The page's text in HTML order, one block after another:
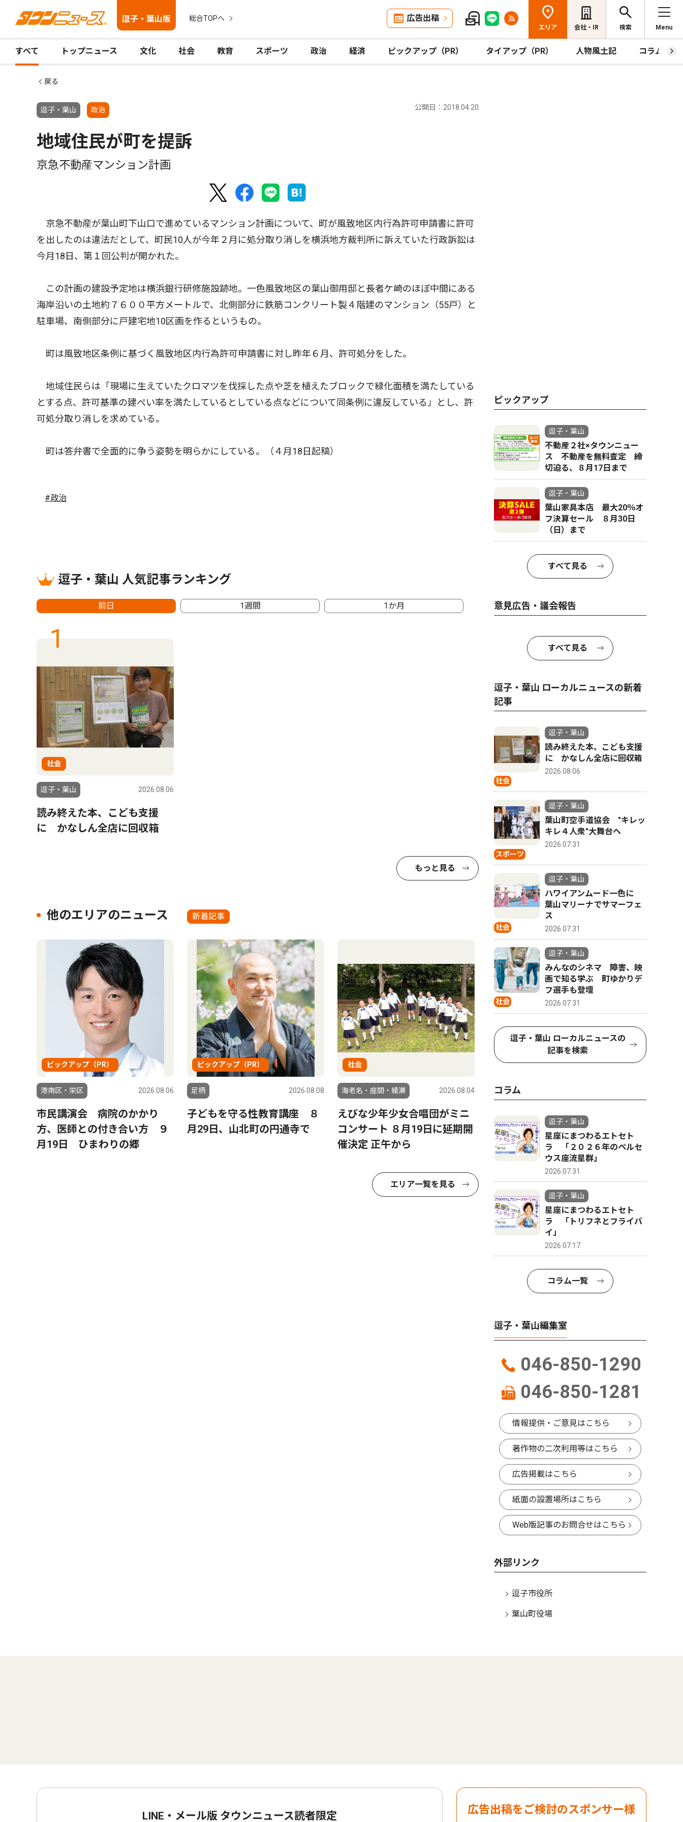
逗子・葉山版 総合TOPへ 広告出稿
エリア 会社・IR 検索 Menu
すべて トップニュース 文化 社会 教育 スポーツ 政治 経済 ピックアップ（PR） タイアップ（PR） 人物風土記 コラム
戻る
逗子・葉山 政治 公開日：2018.04.20
地域住民が町を提訴
京急不動産マンション計画
京急不動産が葉山町下山口で進めているマンション計画について、町が風致地区内行為許可申請書に許可
を出したのは違法だとして、町民10人が今年２月に処分取り消しを横浜地方裁判所に訴えていた行政訴訟は
今月18日、第１回公判が開かれた。
この計画の建設予定地は横浜銀行研修施設跡地。一色風致地区の葉山御用邸と長者ケ崎のほぼ中間にある
海岸沿いの土地約７６００平方メートルで、北側部分に鉄筋コンクリート製４階建のマンション（55戸）と
駐車場、南側部分に戸建宅地10区画を作るというもの。
町は風致地区条例に基づく風致地区内行為許可申請書に対し昨年６月、許可処分をした。
地域住民らは「現場に生えていたクロマツを伐採した点や芝を植えたブロックで緑化面積を満たしている
とする点、許可基準の建ぺい率を満たしているとしている点などについて同条例に違反している」とし、許
可処分取り消しを求めている。
町は答弁書で全面的に争う姿勢を明らかにしている。（４月18日起稿）
#政治
逗子・葉山 人気記事ランキング
前日 1週間 1か月
1
社会
逗子・葉山 2026.08.06
読み終えた本、こども支援
に かなしん全店に回収箱
もっと見る
他のエリアのニュース 新着記事
ピックアップ（PR）
港南区・栄区 2026.08.06
市民講演会 病院のかかり
方、医師との付き合い方 ９
月19日 ひまわりの郷
ピックアップ（PR）
足柄 2026.08.08
子どもを守る性教育講座 ８
月29日、山北町の円通寺で
社会
海老名・座間・綾瀬 2026.08.04
えびな少年少女合唱団がミニ
コンサート ８月19日に延期開
催決定 正午から
エリア一覧を見る
ピックアップ
逗子・葉山
不動産２社×タウンニュー
ス 不動産を無料査定 締
切迫る、８月17日まで
逗子・葉山
葉山家具本店 最大20％オ
フ決算セール ８月30日
（日）まで
すべて見る
意見広告・議会報告
すべて見る
逗子・葉山 ローカルニュースの新着
記事
社会
逗子・葉山
読み終えた本、こども支援
に かなしん全店に回収箱
2026.08.06
スポーツ
逗子・葉山
葉山町空手道協会 "キレッ
キレ４人衆"大舞台へ
2026.07.31
社会
逗子・葉山
ハワイアンムード一色に
葉山マリーナでサマーフェ
ス
2026.07.31
社会
逗子・葉山
みんなのシネマ 障害、映
画で知る学ぶ 町ゆかりデ
フ選手も登壇
2026.07.31
逗子・葉山 ローカルニュースの
記事を検索
コラム
逗子・葉山
星座にまつわるエトセト
ラ 「２０２６年のペルセ
ウス座流星群」
2026.07.31
逗子・葉山
星座にまつわるエトセト
ラ 「トリフネとフライバ
イ」
2026.07.17
コラム一覧
逗子・葉山編集室
046-850-1290
046-850-1281
情報提供・ご意見はこちら
著作物の二次利用等はこちら
広告掲載はこちら
紙面の設置場所はこちら
Web版記事のお問合せはこちら
外部リンク
逗子市役所
葉山町役場
LINE・メール版 タウンニュース読者限定 広告出稿をご検討のスポンサー様